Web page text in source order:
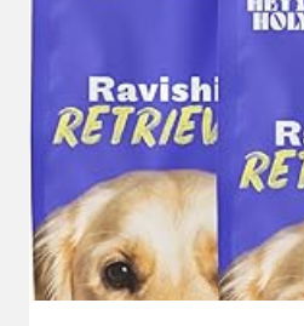
EVERYDAY
HUNDEFUTTER
TROCKEN,
REICH
AN
HUHN,
1ER